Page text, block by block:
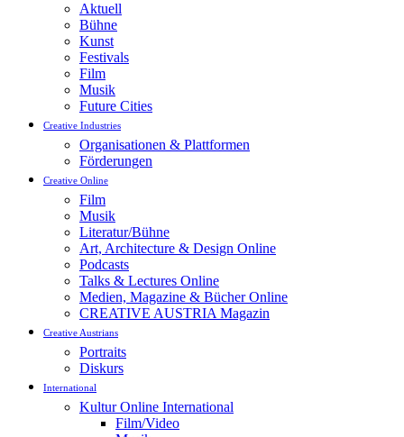
Aktuell
Bühne
Kunst
Festivals
Film
Musik
Future Cities
Creative Industries
Organisationen & Plattformen
Förderungen
Creative Online
Film
Musik
Literatur/Bühne
Art, Architecture & Design Online
Podcasts
Talks & Lectures Online
Medien, Magazine & Bücher Online
CREATIVE AUSTRIA Magazin
Creative Austrians
Portraits
Diskurs
International
Kultur Online International
Film/Video